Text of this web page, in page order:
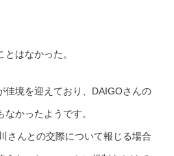
はなかった。
佳境を迎えており、DAIGOさんの
かったようです。
さんとの交際について報じる場合